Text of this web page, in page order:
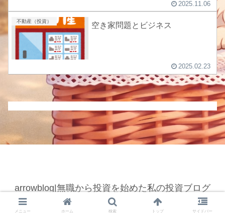
2025.11.06
不動産（投資） 空き家問題とビジネス
2025.02.23
arrowblog|無職から投資を始めた私の投資ブログ
© 2022 arrowblog|無職から投資を始めた私の投資ブログ.
メニュー ホーム 検索 トップ サイドバー